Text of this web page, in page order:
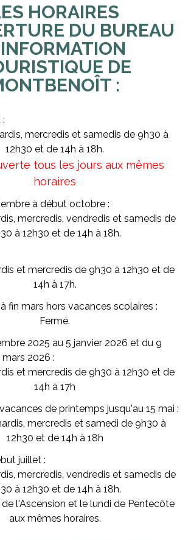
HORAIRES
DU BUREAU
DE
:
mercredis et samedis de 9h30 à
12h30 et de 14h à 18h.
tous les jours aux mêmes
horaires
à début octobre :
mercredis, vendredis et samedis de
à 12h30 et de 14h à 18h.
et mercredis de 9h30 à 12h30 et de
14h à 17h.
fin mars hors vacances scolaires :
Fermé.
2025 au 5 janvier 2026 et du 9
2026 :
et mercredis de 9h30 à 12h30 et de
14h à 17h
de printemps jusqu'au 15 mai :
mercredis et samedi de 9h30 à
12h30 et de 14h à 18h
juillet :
mercredis, vendredis et samedis de
à 12h30 et de 14h à 18h.
l'Ascension et le lundi de Pentecôte
aux mêmes horaires.